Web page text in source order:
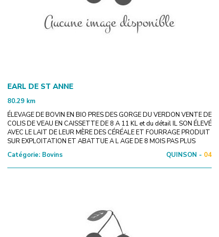
EARL DE ST ANNE
80.29 km
ÉLEVAGE DE BOVIN EN BIO PRES DES GORGE DU VERDON VENTE DE
COLIS DE VEAU EN CAISSETTE DE 8 A 11 KL et du détail IL SON ÉLEVÉ
AVEC LE LAIT DE LEUR MÈRE DES CÉRÉALE ET FOURRAGE PRODUIT
SUR EXPLOITATION ET ABATTUE A L AGE DE 8 MOIS PAS PLUS
Catégorie: Bovins QUINSON - 04